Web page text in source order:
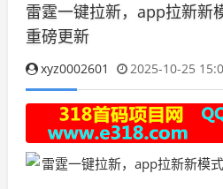
雷霆一键拉新，app拉新新
重磅更新
xyz0002601 2025-10-25